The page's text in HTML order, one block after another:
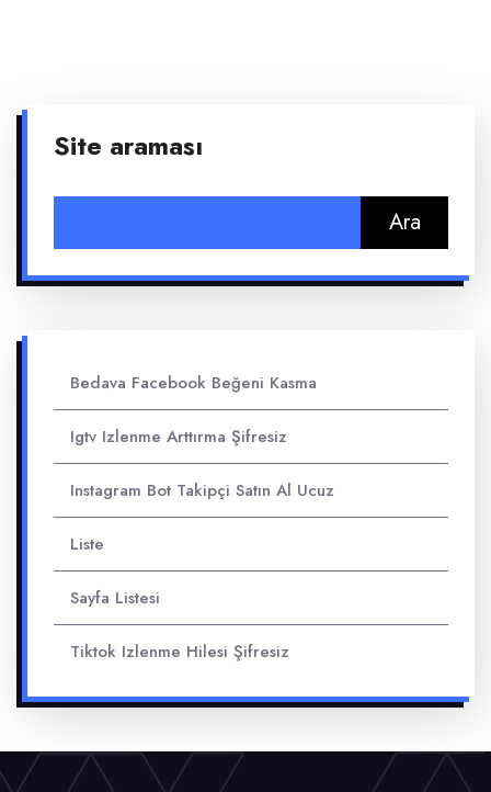
Site araması
Bedava Facebook Beğeni Kasma
Igtv Izlenme Arttırma Şifresiz
Instagram Bot Takipçi Satın Al Ucuz
Liste
Sayfa Listesi
Tiktok Izlenme Hilesi Şifresiz